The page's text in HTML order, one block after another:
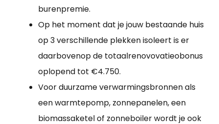
burenpremie.
Op het moment dat je jouw bestaande huis
op 3 verschillende plekken isoleert is er
daarbovenop de totaalrenovovatieobonus
oplopend tot €4.750.
Voor duurzame verwarmingsbronnen als
een warmtepomp, zonnepanelen, een
biomassaketel of zonneboiler wordt je ook